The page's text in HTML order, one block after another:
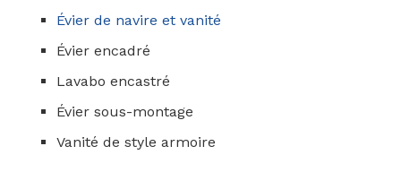
Évier de navire et vanité
Évier encadré
Lavabo encastré
Évier sous-montage
Vanité de style armoire